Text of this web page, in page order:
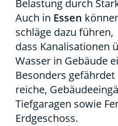
Belas­tung durch
Auch in Essen
schlä­ge dazu füh­ren,
dass Kana­li­sa­tio­nen
Was­ser in Gebäu­de
Beson­ders
rei­che,
Tief­ga­ra­gen sowie
Erd­ge­schoss.